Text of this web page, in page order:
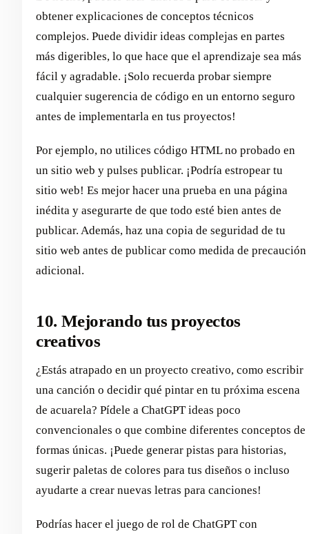
obtener explicaciones de conceptos técnicos
complejos. Puede dividir ideas complejas en partes
más digeribles, lo que hace que el aprendizaje sea más
fácil y agradable. ¡Solo recuerda probar siempre
cualquier sugerencia de código en un entorno seguro
antes de implementarla en tus proyectos!
Por ejemplo, no utilices código HTML no probado en
un sitio web y pulses publicar. ¡Podría estropear tu
sitio web! Es mejor hacer una prueba en una página
inédita y asegurarte de que todo esté bien antes de
publicar. Además, haz una copia de seguridad de tu
sitio web antes de publicar como medida de precaución
adicional.
10. Mejorando tus proyectos
creativos
¿Estás atrapado en un proyecto creativo, como escribir
una canción o decidir qué pintar en tu próxima escena
de acuarela? Pídele a ChatGPT ideas poco
convencionales o que combine diferentes conceptos de
formas únicas. ¡Puede generar pistas para historias,
sugerir paletas de colores para tus diseños o incluso
ayudarte a crear nuevas letras para canciones!
Podrías hacer el juego de rol de ChatGPT con